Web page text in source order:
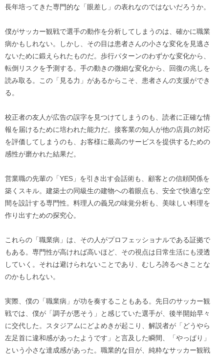
長年培ってきた専門的な「眼差し」の表れなのではないだろうか。
僕がサッカー観戦で選手の動作を分析してしまうのは、確かに職業
病かもしれない。しかし、その目は患者さんの小さな変化を見逃さ
ないために鍛えられたものだ。歩行パターンのわずかな変化から、
転倒リスクを予測する。手の動きの微細な変化から、回復の兆しを
読み取る。この「見る力」があるからこそ、患者さんの支援ができ
る。
校正者の友人が広告の誤字を見つけてしまうのも、読者に正確な情
報を届けるために培われた能力だ。接客業の知人が他の店員の対応
を評価してしまうのも、お客様に最高のサービスを提供するための
感性が磨かれた結果だ。
営業職の先輩の「YES」を引き出す会話術も、顧客との信頼関係を
築くスキル。建築士の同級生の建物への着眼点も、安全で快適な空
間を設計する専門性。料理人の義兄の味覚分析も、美味しい料理を
作り出すための探究心。
これらの「職業病」は、その人がプロフェッショナルである証拠で
もある。専門性が高ければ高いほど、その視点は日常生活にも浸透
していく。それは避けられないことであり、むしろ誇るべきことな
のかもしれない。
実際、僕の「職業病」が功を奏することもある。先日のサッカー観
戦では、僕が「調子が悪そう」と感じていた選手が、後半開始早々
に交代した。スタジアムにどよめきが起こり、解説者が「どうやら
左足首に違和感があったようです」と言及した瞬間、「やっぱり」
という小さな達成感があった。職業的な目が、純粋なサッカー観戦